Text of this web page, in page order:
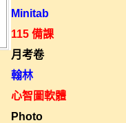
Minitab
115 備課
月考卷
翰林
心智圖軟體
Photo